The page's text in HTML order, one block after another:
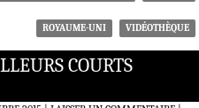
ROYAUME-UNI VIDÉOTHÈQUE
COURTS